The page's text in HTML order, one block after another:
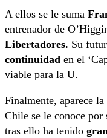
A ellos se le suma
entrenador de
Libertadores. Su
continuidad en el
viable para la U.
Finalmente, aparece
Chile se le conoce por
tras ello ha tenido